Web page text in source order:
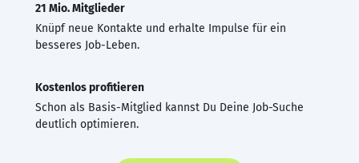
21 Mio. Mitglieder
Knüpf neue Kontakte und erhalte Impulse für ein
besseres Job-Leben.
Kostenlos profitieren
Schon als Basis-Mitglied kannst Du Deine Job-Suche
deutlich optimieren.